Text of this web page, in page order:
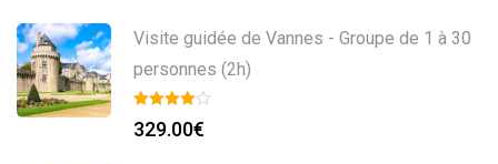
Visite guidée de Vannes - Groupe de 1 à 30
personnes (2h)
329.00€